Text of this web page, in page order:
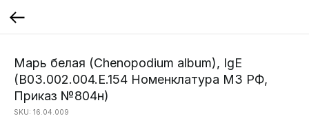
Марь белая (Chenopodium album), IgE
(B03.002.004.Е.154 Номенклатура МЗ РФ,
Приказ №804н)
SKU: 16.04.009